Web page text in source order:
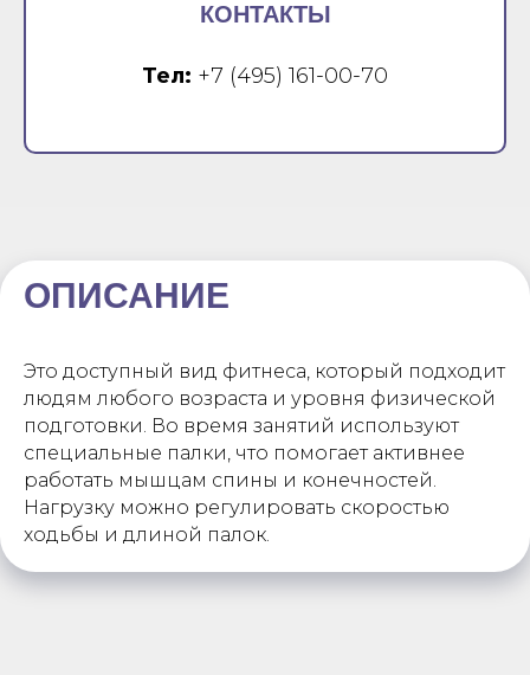
КОНТАКТЫ
Тел: +7 (495) 161-00-70
ОПИСАНИЕ
Это доступный вид фитнеса, который подходит
людям любого возраста и уровня физической
подготовки. Во время занятий используют
специальные палки, что помогает активнее
работать мышцам спины и конечностей.
Нагрузку можно регулировать скоростью
ходьбы и длиной палок.